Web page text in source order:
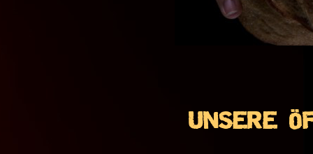
UNSERE